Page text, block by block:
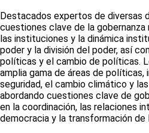
Destacados expertos de diversas
cuestiones clave de la
las instituciones y la dinámica
poder y la división del poder, así
políticas y el cambio de políticas.
amplia gama de áreas de políticas,
seguridad, el cambio climático y
abordando cuestiones clave de
en la coordinación, las relaciones
democracia y la transformación de